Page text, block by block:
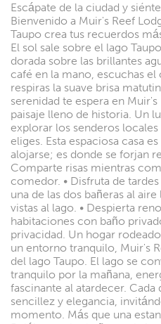
Escápate de la ciudad y
Bienvenido a Muir's Reef
Taupo crea tus recuerdos
El sol sale sobre el lago
dorada sobre las brillantes
café en la mano, escuchas
respiras la suave brisa
serenidad te espera en
paisaje lleno de historia. Un
explorar los senderos
eliges. Esta espaciosa casa
alojarse; es donde se forjan
Comparte risas mientras
comedor. • Disfruta de
una de las dos bañeras al
vistas al lago. • Despierta
habitaciones con baño
privacidad. Un hogar
un entorno tranquilo, Muir's
del lago Taupo. El lago se
tranquilo por la mañana,
fascinante al atardecer.
sencillez y elegancia,
momento. Más que una